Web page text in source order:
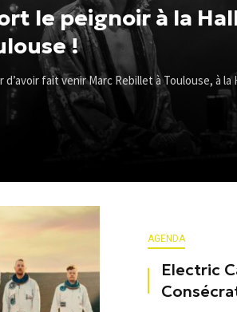
le peignoir à la
!
fait venir Marc Rebillet à Toulouse, à la
AGENDA
Electric